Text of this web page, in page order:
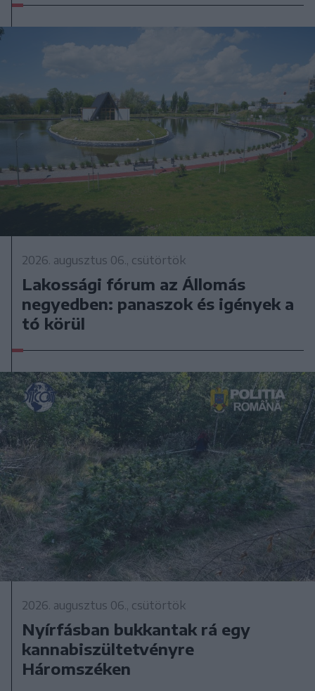
2026. augusztus 06., csütörtök
Lakossági fórum az Állomás
negyedben: panaszok és igények a
tó körül
2026. augusztus 06., csütörtök
Nyírfásban bukkantak rá egy
kannabiszültetvényre
Háromszéken